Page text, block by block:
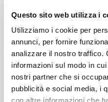
Questo sito web utilizza i
Utilizziamo i cookie per
annunci, per fornire
analizzare il nostro traffico.
informazioni sul modo in
nostri partner che si
pubblicità e social media, i
FLEUR BARRON,
AXELLE FANYO,
NICHOLAS PHAN
Saariaho: Adriana
Mater
DOLBY ATMOS
CD Digitale
CHI